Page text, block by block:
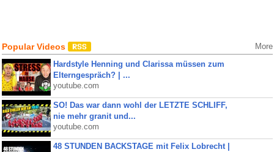
Popular Videos More
Hardstyle Henning und Clarissa müssen zum
Elterngespräch? | ...
youtube.com
SO! Das war dann wohl der LETZTE SCHLIFF,
nie mehr granit und...
youtube.com
48 STUNDEN BACKSTAGE mit Felix Lobrecht |